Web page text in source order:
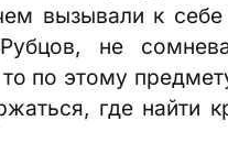
вызывали к
не
по этому
где найти